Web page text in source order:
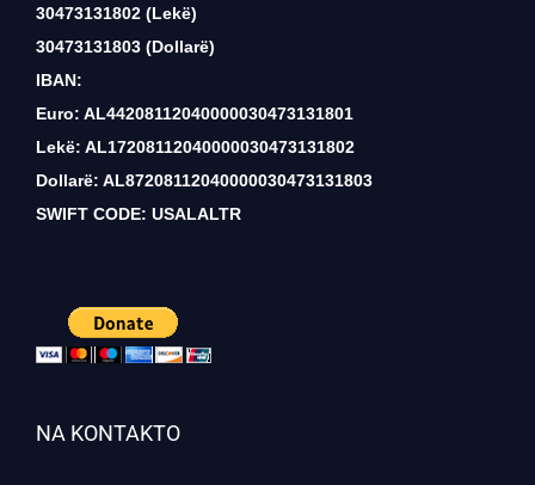
30473131802 (Lekë)
30473131803 (Dollarë)
IBAN:
Euro: AL44208112040000030473131801
Lekë: AL17208112040000030473131802
Dollarë: AL87208112040000030473131803
SWIFT CODE: USALALTR
NA KONTAKTO